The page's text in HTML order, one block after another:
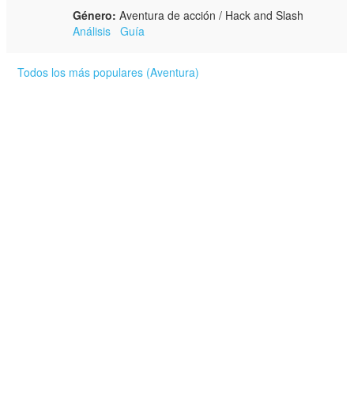
Género: Aventura de acción / Hack and Slash
Análisis
Guía
Todos los más populares (Aventura)